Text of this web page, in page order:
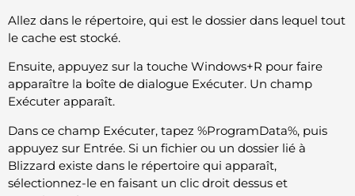
Allez dans le répertoire, qui est le dossier dans lequel tout
le cache est stocké.
Ensuite, appuyez sur la touche Windows+R pour faire
apparaître la boîte de dialogue Exécuter. Un champ
Exécuter apparaît.
Dans ce champ Exécuter, tapez %ProgramData%, puis
appuyez sur Entrée. Si un fichier ou un dossier lié à
Blizzard existe dans le répertoire qui apparaît,
sélectionnez-le en faisant un clic droit dessus et